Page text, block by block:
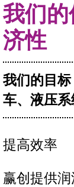
我们
济性
我们的目
车、液压系
提高效率
赢创提供